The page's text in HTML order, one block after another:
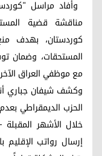
مناقشة قضية
كوردستان، بهدف
المستحقات، وضمان
مع موظفي العراق
وكشف شيفان جباري
الحزب الديمقراطي
خلال الأشهر
إرسال رواتب الإقليم